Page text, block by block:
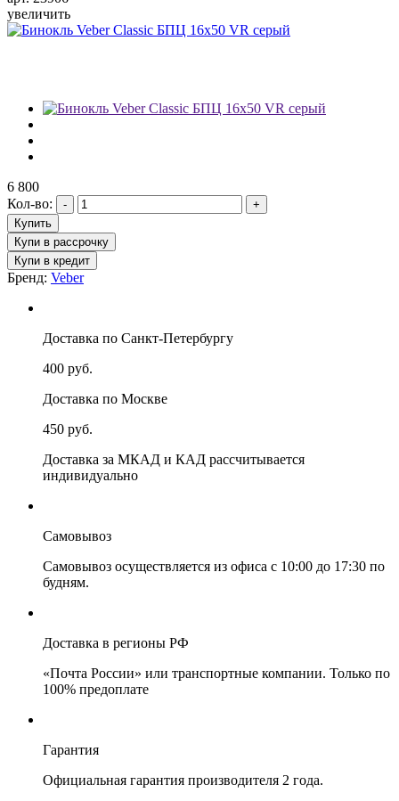
увеличить
6 800
Кол-во:
Бренд: Veber
Доставка по Санкт-Петербургу
400 руб.
Доставка по Москве
450 руб.
Доставка за МКАД и КАД рассчитывается
индивидуально
Самовывоз
Самовывоз осуществляется из офиса с 10:00 до 17:30 по
будням.
Доставка в регионы РФ
«Почта России» или транспортные компании. Только по
100% предоплате
Гарантия
Официальная гарантия производителя 2 года.